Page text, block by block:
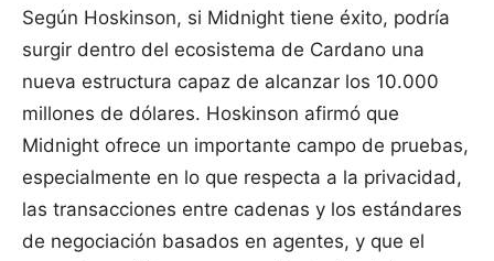
Según Hoskinson, si Midnight tiene éxito, podría
surgir dentro del ecosistema de Cardano una
nueva estructura capaz de alcanzar los 10.000
millones de dólares. Hoskinson afirmó que
Midnight ofrece un importante campo de pruebas,
especialmente en lo que respecta a la privacidad,
las transacciones entre cadenas y los estándares
de negociación basados en agentes, y que el